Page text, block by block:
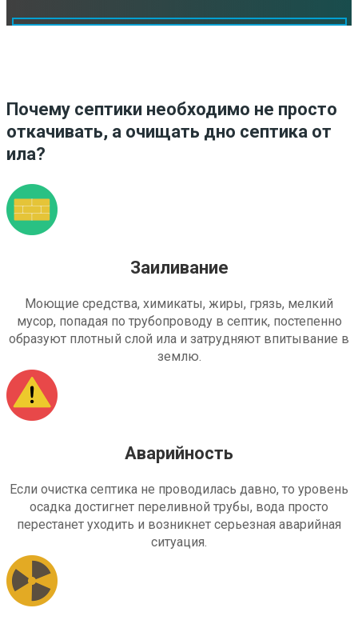
Почему септики необходимо не просто
откачивать, а очищать дно септика от
ила?
Заиливание
Моющие средства, химикаты, жиры, грязь, мелкий
мусор, попадая по трубопроводу в септик, постепенно
образуют плотный слой ила и затрудняют впитывание в
землю.
Аварийность
Если очистка септика не проводилась давно, то уровень
осадка достигнет переливной трубы, вода просто
перестанет уходить и возникнет серьезная аварийная
ситуация.